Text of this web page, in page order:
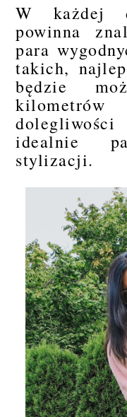
W każdej
powinna
para
takich,
będzie
idealnie
stylizacji.